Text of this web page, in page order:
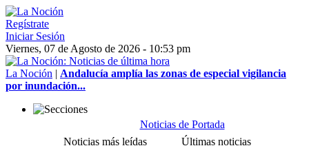
Regístrate
Iniciar Sesión
Viernes, 07 de Agosto de 2026 - 10:53 pm
La Noción | Andalucía amplía las zonas de especial vigilancia
por inundación...
Noticias de Portada
Noticias más leídas
Últimas noticias